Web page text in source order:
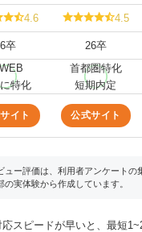
4.6 4.5
卒 26卒
特化
首都圏特化
短期内定
イト 公式サイト
ュー評価は、利用者アンケートの
の実体験から作成しています。
スピードが早いと、最短